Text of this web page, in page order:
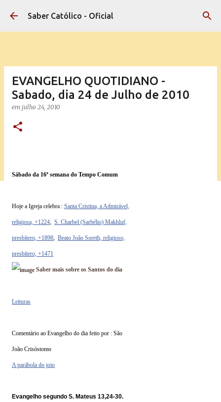
Pular para o conteúdo principal
Saber Católico - Oficial
EVANGELHO QUOTIDIANO -
Sabado, dia 24 de Julho de 2010
em julho 24, 2010
Sábado da 16ª semana do Tempo Comum
Hoje a Igreja celebra : Santa Cristina, a Admirável,
religiosa, +1224, S. Charbel (Sarbélio) Makhluf,
presbítero, +1898, Beato João Soreth, religioso,
presbítero, +1471
Saber mais sobre os Santos do dia
Leituras
Comentário ao Evangelho do dia feito por : São
João Crisóstomo
A parábola do joio
Evangelho segundo S. Mateus 13,24-30.